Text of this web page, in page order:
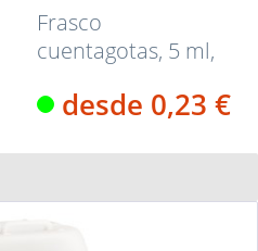
Frasco
cuentagotas, 5 ml,
ámbar,...
desde 0,23 €